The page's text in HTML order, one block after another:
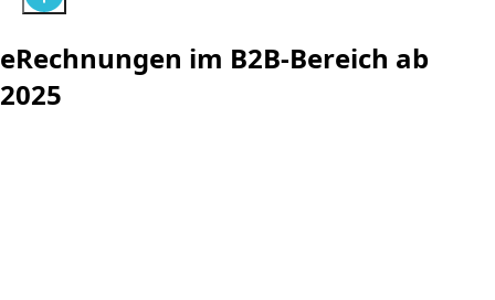
eRechnungen im B2B-Bereich ab
2025